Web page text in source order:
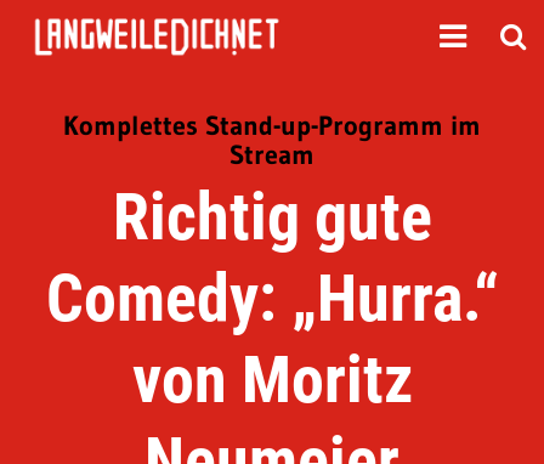
Komplettes Stand-up-Programm im
Stream
Richtig gute
Comedy: „Hurra.“
von Moritz